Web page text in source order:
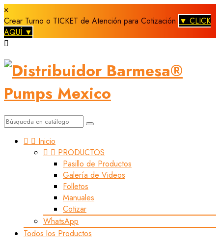
×
Crear Turno o TICKET de Atención para Cotización ▼ CLICK
AQUÍ ▼

  Inicio
  PRODUCTOS
Pasillo de Productos
Galería de Videos
Folletos
Manuales
Cotizar
WhatsApp
Todos los Productos